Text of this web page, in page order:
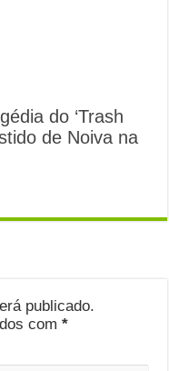
do ‘Trash
de Noiva na
publicado.
com*